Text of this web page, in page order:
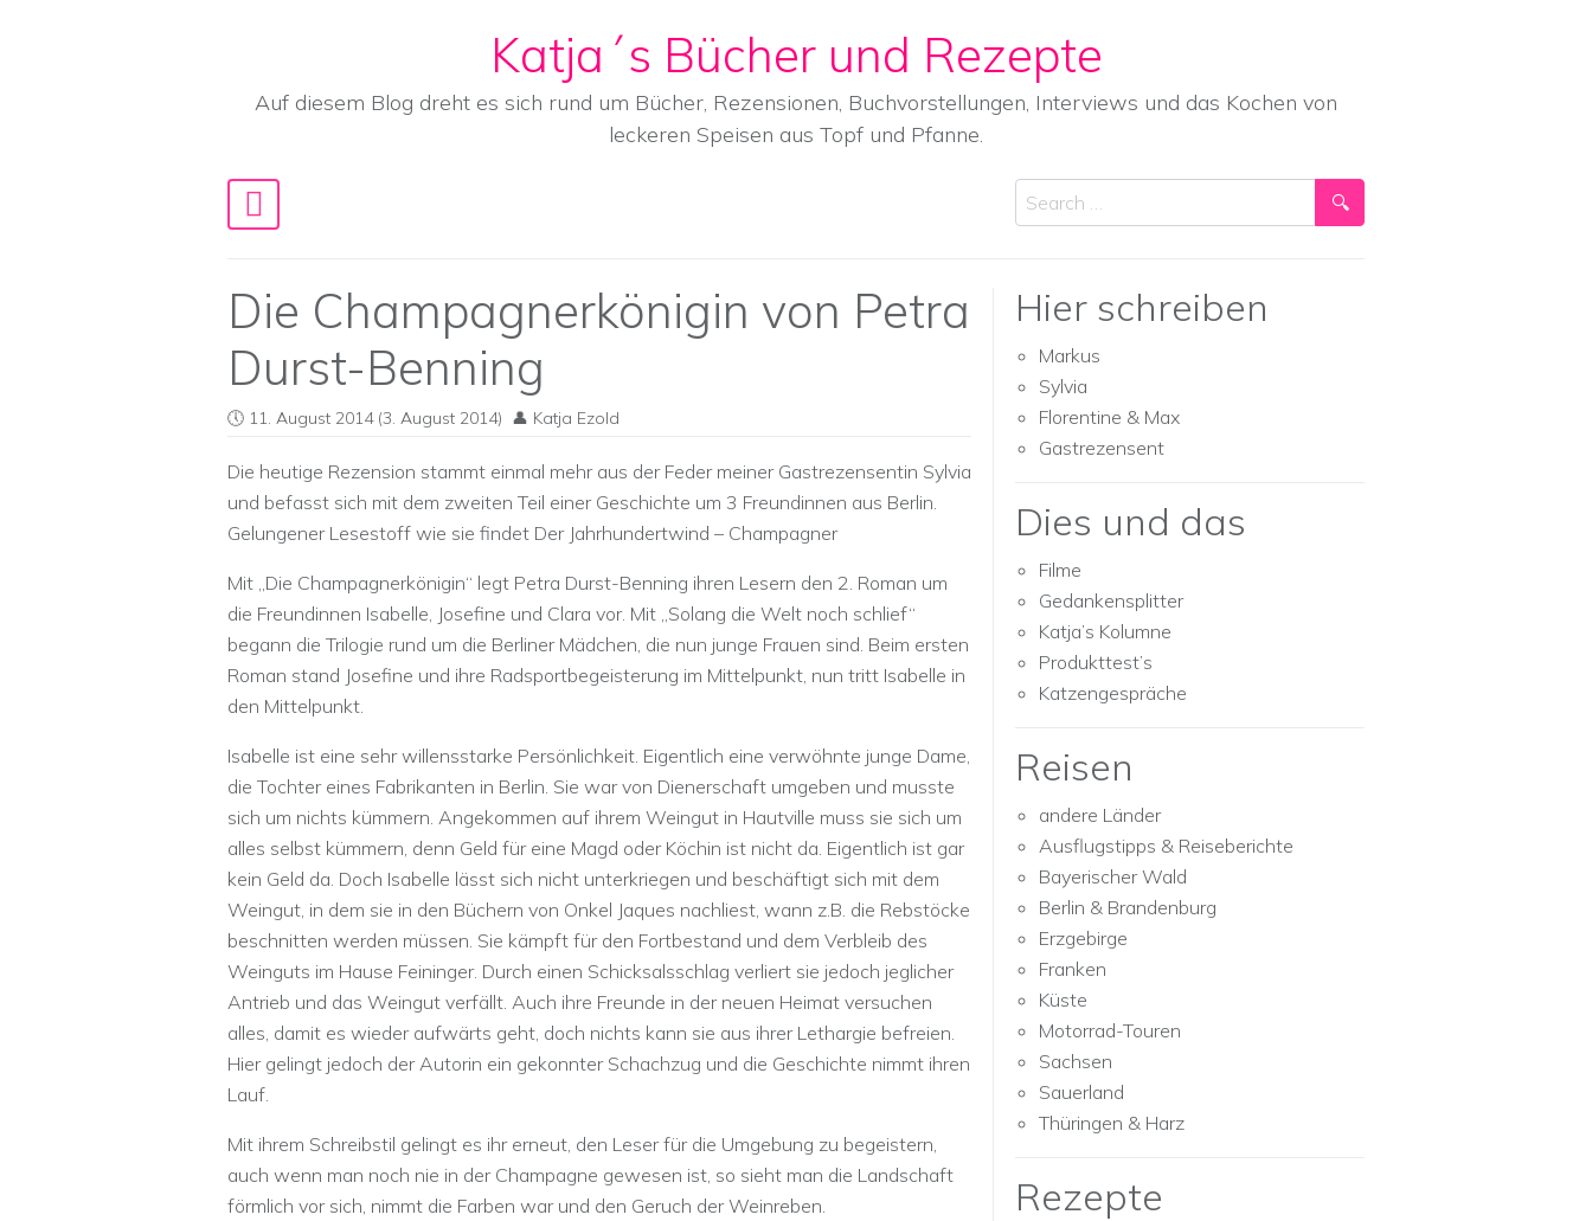
Katja´s Bücher und Rezepte
Auf diesem Blog dreht es sich rund um Bücher, Rezensionen, Buchvorstellungen, Interviews und das Kochen von
leckeren Speisen aus Topf und Pfanne.
Main Navigation
Search
Die Champagnerkönigin von Petra
Durst-Benning
11. August 2014(3. August 2014) Katja Ezold
Die heutige Rezension stammt einmal mehr aus der Feder meiner Gastrezensentin Sylvia
und befasst sich mit dem zweiten Teil einer Geschichte um 3 Freundinnen aus Berlin.
Gelungener Lesestoff wie sie findet Der Jahrhundertwind – Champagner
Mit „Die Champagnerkönigin“ legt Petra Durst-Benning ihren Lesern den 2. Roman um
die Freundinnen Isabelle, Josefine und Clara vor. Mit „Solang die Welt noch schlief“
begann die Trilogie rund um die Berliner Mädchen, die nun junge Frauen sind. Beim ersten
Roman stand Josefine und ihre Radsportbegeisterung im Mittelpunkt, nun tritt Isabelle in
den Mittelpunkt.
Isabelle ist eine sehr willensstarke Persönlichkeit. Eigentlich eine verwöhnte junge Dame,
die Tochter eines Fabrikanten in Berlin. Sie war von Dienerschaft umgeben und musste
sich um nichts kümmern. Angekommen auf ihrem Weingut in Hautville muss sie sich um
alles selbst kümmern, denn Geld für eine Magd oder Köchin ist nicht da. Eigentlich ist gar
kein Geld da. Doch Isabelle lässt sich nicht unterkriegen und beschäftigt sich mit dem
Weingut, in dem sie in den Büchern von Onkel Jaques nachliest, wann z.B. die Rebstöcke
beschnitten werden müssen. Sie kämpft für den Fortbestand und dem Verbleib des
Weinguts im Hause Feininger. Durch einen Schicksalsschlag verliert sie jedoch jeglicher
Antrieb und das Weingut verfällt. Auch ihre Freunde in der neuen Heimat versuchen
alles, damit es wieder aufwärts geht, doch nichts kann sie aus ihrer Lethargie befreien.
Hier gelingt jedoch der Autorin ein gekonnter Schachzug und die Geschichte nimmt ihren
Lauf.
Mit ihrem Schreibstil gelingt es ihr erneut, den Leser für die Umgebung zu begeistern,
auch wenn man noch nie in der Champagne gewesen ist, so sieht man die Landschaft
förmlich vor sich, nimmt die Farben war und den Geruch der Weinreben.
Hier schreiben
Markus
Sylvia
Florentine & Max
Gastrezensent
Dies und das
Filme
Gedankensplitter
Katja’s Kolumne
Produkttest’s
Katzengespräche
Reisen
andere Länder
Ausflugstipps & Reiseberichte
Bayerischer Wald
Berlin & Brandenburg
Erzgebirge
Franken
Küste
Motorrad-Touren
Sachsen
Sauerland
Thüringen & Harz
Rezepte